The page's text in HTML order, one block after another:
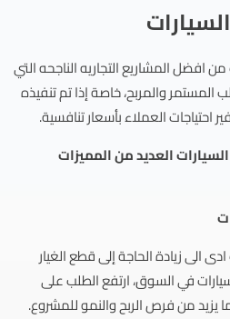
افضل المشاريع التجاريه الناجحه التي
والمربح، خاصة إذا تم تنفيذه
العملاء بأسعار تنافسية.
العديد من المميزات
الى زيادة الحاجة إلى قطع الغيار
في السوق، ارتفع الطلب على
يزيد من فرص الربح والنمو للمشروع.